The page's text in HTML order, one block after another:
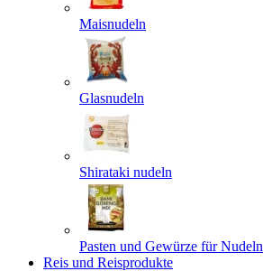
Maisnudeln
Glasnudeln
Shirataki nudeln
Pasten und Gewürze für Nudeln
Reis und Reisprodukte